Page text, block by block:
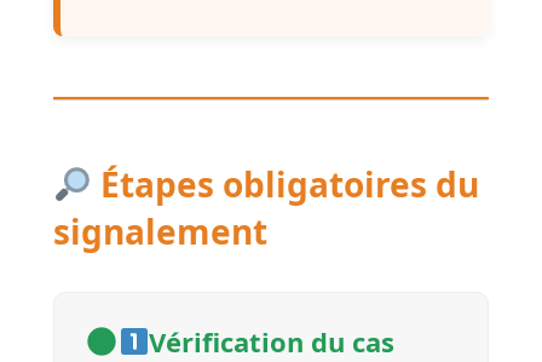
Étapes obligatoires du
signalement
Vérification du cas